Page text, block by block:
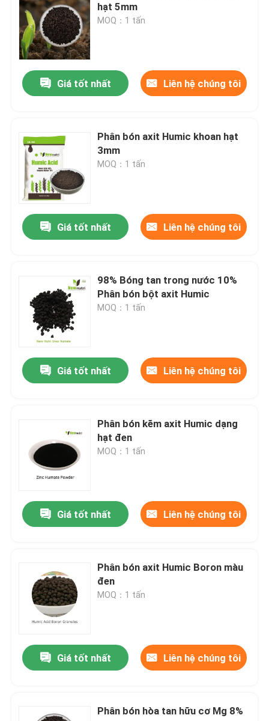
Về chúng tôi
Địa chỉ liên hệ
Sản phẩm
Phân bón hữu cơ axit amin
Phân bón hữu cơ nitơ
Phân bón Kali Humate
Bột axit Fulvic
Hợp chất bột axit amin
Axit Kali Fulvic
Phân bón axit amin
Bột axit Humic hòa tan
hạt 5mm
MOQ：1 tấn
Giá tốt nhất Liên hệ chúng tôi
Phân bón axit Humic khoan hạt
3mm
MOQ：1 tấn
Giá tốt nhất Liên hệ chúng tôi
98% Bóng tan trong nước 10%
Phân bón bột axit Humic
MOQ：1 tấn
Giá tốt nhất Liên hệ chúng tôi
Phân bón kẽm axit Humic dạng
hạt đen
MOQ：1 tấn
Giá tốt nhất Liên hệ chúng tôi
Phân bón axit Humic Boron màu
đen
MOQ：1 tấn
Giá tốt nhất Liên hệ chúng tôi
Phân bón hòa tan hữu cơ Mg 8%